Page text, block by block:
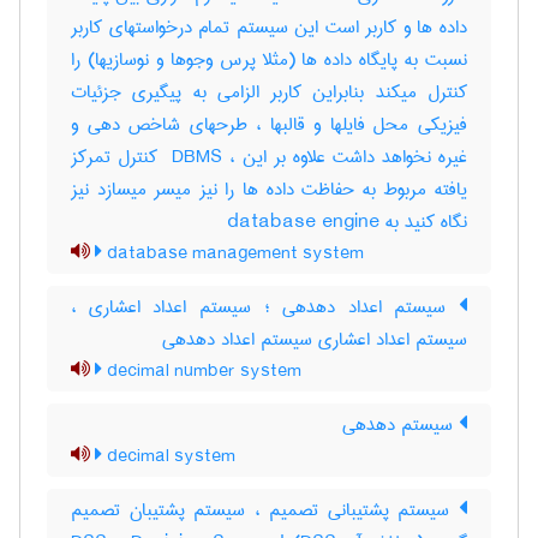
داده ها و کاربر است این سیستم تمام درخواستهای کاربر
نسبت به پایگاه داده ها (مثلا پرس وجوها و نوسازیها) را
کنترل میکند بنابراین کاربر الزامی به پیگیری جزئیات
فیزیکی محل فایلها و قالبها ، طرحهای شاخص دهی و
غیره نخواهد داشت علاوه بر این ، ‎ DBMS کنترل تمرکز
یافته مربوط به حفاظت داده ها را نیز میسر میسازد نیز
نگاه کنید به ‎ database engine
database management system
سیستم اعداد دهدهی ؛ سیستم اعداد اعشاری ،
سیستم اعداد اعشاری سیستم اعداد دهدهی
decimal number system
سیستم دهدهی
decimal system
سیستم پشتیبانی تصمیم ، سیستم پشتیبان تصمیم